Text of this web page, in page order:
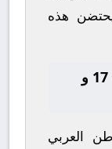
هذه
القناة الناقلة لمباراة بلجيكا تحت 17 و
العربي